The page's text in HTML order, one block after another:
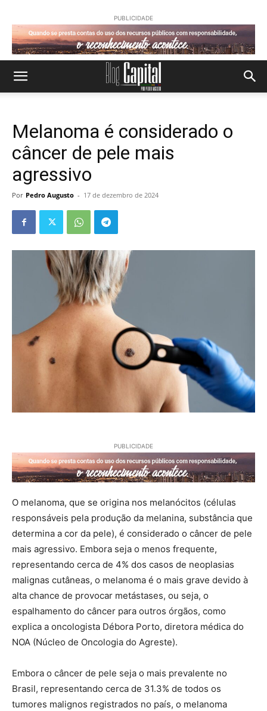
PUBLICIDADE
Melanoma é considerado o
câncer de pele mais
agressivo
Por Pedro Augusto - 17 de dezembro de 2024
PUBLICIDADE
O melanoma, que se origina nos melanócitos (células
responsáveis pela produção da melanina, substância que
determina a cor da pele), é considerado o câncer de pele
mais agressivo. Embora seja o menos frequente,
representando cerca de 4% dos casos de neoplasias
malignas cutâneas, o melanoma é o mais grave devido à
alta chance de provocar metástases, ou seja, o
espalhamento do câncer para outros órgãos, como
explica a oncologista Débora Porto, diretora médica do
NOA (Núcleo de Oncologia do Agreste).
Embora o câncer de pele seja o mais prevalente no
Brasil, representando cerca de 31.3% de todos os
tumores malignos registrados no país, o melanoma